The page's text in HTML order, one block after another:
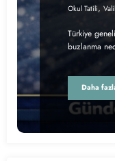
Okul Tatili,
Türkiye
buzlanma
Daha